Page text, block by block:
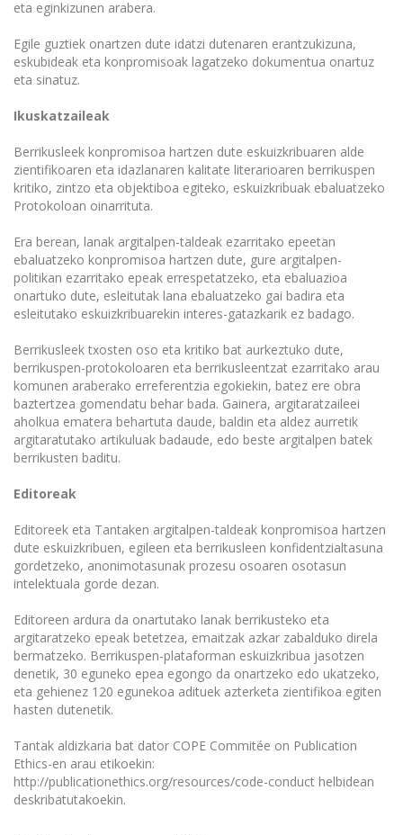
eta eginkizunen arabera.
Egile guztiek onartzen dute idatzi dutenaren erantzukizuna,
eskubideak eta konpromisoak lagatzeko dokumentua onartuz
eta sinatuz.
Ikuskatzaileak
Berrikusleek konpromisoa hartzen dute eskuizkribuaren alde
zientifikoaren eta idazlanaren kalitate literarioaren berrikuspen
kritiko, zintzo eta objektiboa egiteko, eskuizkribuak ebaluatzeko
Protokoloan oinarrituta.
Era berean, lanak argitalpen-taldeak ezarritako epeetan
ebaluatzeko konpromisoa hartzen dute, gure argitalpen-
politikan ezarritako epeak errespetatzeko, eta ebaluazioa
onartuko dute, esleitutak lana ebaluatzeko gai badira eta
esleitutako eskuizkribuarekin interes-gatazkarik ez badago.
Berrikusleek txosten oso eta kritiko bat aurkeztuko dute,
berrikuspen-protokoloaren eta berrikusleentzat ezarritako arau
komunen araberako erreferentzia egokiekin, batez ere obra
baztertzea gomendatu behar bada. Gainera, argitaratzaileei
aholkua ematera behartuta daude, baldin eta aldez aurretik
argitaratutako artikuluak badaude, edo beste argitalpen batek
berrikusten baditu.
Editoreak
Editoreek eta Tantaken argitalpen-taldeak konpromisoa hartzen
dute eskuizkribuen, egileen eta berrikusleen konfidentzialtasuna
gordetzeko, anonimotasunak prozesu osoaren osotasun
intelektuala gorde dezan.
Editoreen ardura da onartutako lanak berrikusteko eta
argitaratzeko epeak betetzea, emaitzak azkar zabalduko direla
bermatzeko. Berrikuspen-plataforman eskuizkribua jasotzen
denetik, 30 eguneko epea egongo da onartzeko edo ukatzeko,
eta gehienez 120 egunekoa adituek azterketa zientifikoa egiten
hasten dutenetik.
Tantak aldizkaria bat dator COPE Commitée on Publication
Ethics-en arau etikoekin:
http://publicationethics.org/resources/code-conduct helbidean
deskribatutakoekin.